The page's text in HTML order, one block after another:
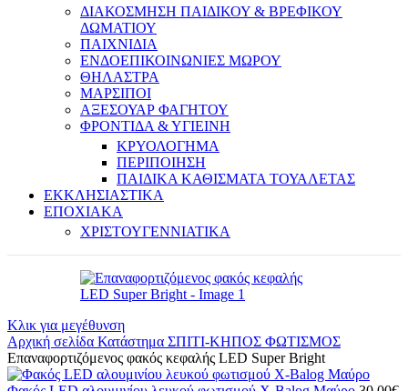
ΔΙΑΚΟΣΜΗΣΗ ΠΑΙΔΙΚΟΥ & ΒΡΕΦΙΚΟΥ
ΔΩΜΑΤΙΟΥ
ΠΑΙΧΝΙΔΙΑ
ΕΝΔΟΕΠΙΚΟΙΝΩΝΙΕΣ ΜΩΡΟΥ
ΘΗΛΑΣΤΡΑ
ΜΑΡΣΙΠΟΙ
ΑΞΕΣΟΥΑΡ ΦΑΓΗΤΟΥ
ΦΡΟΝΤΙΔΑ & ΥΓΙΕΙΝΗ
ΚΡΥΟΛΟΓΗΜΑ
ΠΕΡΙΠΟΙΗΣΗ
ΠΑΙΔΙΚΑ ΚΑΘΙΣΜΑΤΑ ΤΟΥΑΛΕΤΑΣ
ΕΚΚΛΗΣΙΑΣΤΙΚΑ
ΕΠΟΧΙΑΚΑ
ΧΡΙΣΤΟΥΓΕΝΝΙΑΤΙΚΑ
Κλικ για μεγέθυνση
Αρχική σελίδα Κατάστημα ΣΠΙΤΙ-ΚΗΠΟΣ ΦΩΤΙΣΜΟΣ
Επαναφορτιζόμενος φακός κεφαλής LED Super Bright